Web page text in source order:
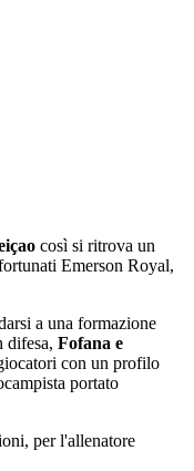
così si ritrova un
Emerson Royal,
a una formazione
difesa, Fofana e
con un profilo
portato
per l'allenatore